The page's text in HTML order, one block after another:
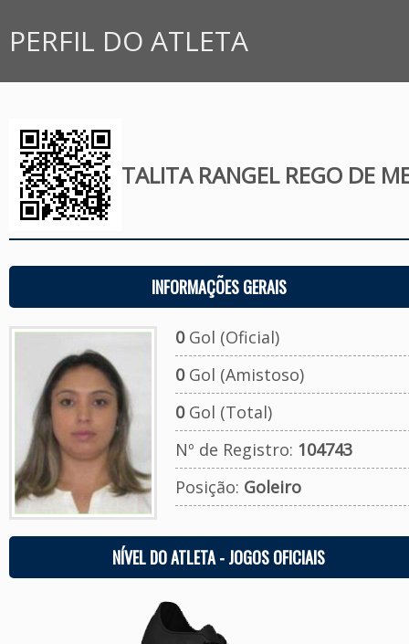
PERFIL DO ATLETA
TALITA RANGEL REGO DE
INFORMAÇÕES GERAIS
0Gol (Oficial)
0Gol (Amistoso)
0Gol (Total)
Nº de Registro: 104743
Posição: Goleiro
NÍVEL DO ATLETA - JOGOS OFICIAIS